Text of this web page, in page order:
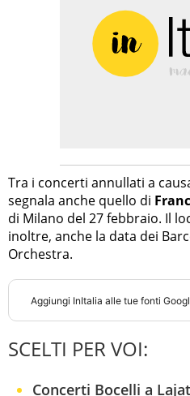
Tra i concerti annullati a
segnala anche quello di
di Milano del 27 febbraio. Il
inoltre, anche la data dei
Orchestra.
Aggiungi InItalia alle tue fonti
SCELTI PER VOI:
Concerti Bocelli a